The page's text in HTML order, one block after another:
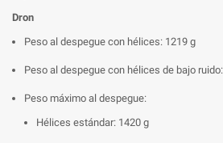
Dron
Peso al despegue con hélices: 1219 g
Peso al despegue con hélices de bajo
Peso máximo al despegue:
Hélices estándar: 1420 g